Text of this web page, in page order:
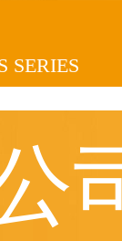
SERIES